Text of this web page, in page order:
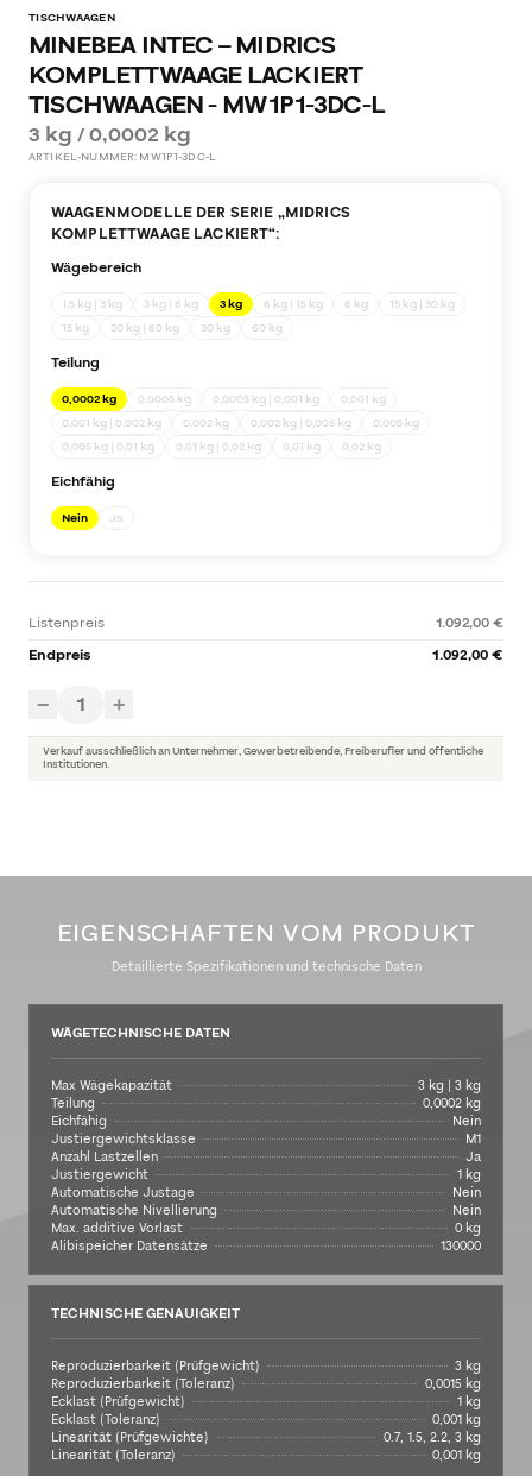
TISCHWAAGEN
MINEBEA INTEC – MIDRICS
KOMPLETTWAAGE LACKIERT
TISCHWAAGEN - MW1P1-3DC-L
3 kg / 0,0002 kg
ARTIKEL-NUMMER: MW1P1-3DC-L
WAAGENMODELLE DER SERIE „MIDRICS
KOMPLETTWAAGE LACKIERT“:
Wägebereich
1,5 kg | 3 kg 3 kg | 6 kg 3 kg 6 kg | 15 kg 6 kg
15 kg | 30 kg
15 kg
30 kg | 60 kg 30 kg 60 kg
Teilung
0,0002 kg 0,0005 kg 0,0005 kg | 0,001 kg
0,001 kg
0,001 kg | 0,002 kg
0,002 kg 0,002 kg | 0,005 kg
0,005 kg
0,005 kg | 0,01 kg
0,01 kg | 0,02 kg 0,01 kg 0,02 kg
Eichfähig
Nein Ja
Listenpreis
1.092,00 €
Endpreis
1.092,00 €
− 1 +
Verkauf ausschließlich an Unternehmer, Gewerbetreibende, Freiberufler und öffentliche
Institutionen.
EIGENSCHAFTEN VOM PRODUKT
Detaillierte Spezifikationen und technische Daten
WÄGETECHNISCHE DATEN
Max Wägekapazität
3 kg | 3 kg
Teilung
0,0002 kg
Eichfähig
Nein
Justiergewichtsklasse
M1
Anzahl Lastzellen
Ja
Justiergewicht
1 kg
Automatische Justage
Nein
Automatische Nivellierung
Nein
Max. additive Vorlast
0 kg
Alibispeicher Datensätze
130000
TECHNISCHE GENAUIGKEIT
Reproduzierbarkeit (Prüfgewicht)
3 kg
Reproduzierbarkeit (Toleranz)
0,0015 kg
Ecklast (Prüfgewicht)
1 kg
Ecklast (Toleranz)
0,001 kg
Linearität (Prüfgewichte)
0.7, 1.5, 2.2, 3 kg
Linearität (Toleranz)
0,001 kg